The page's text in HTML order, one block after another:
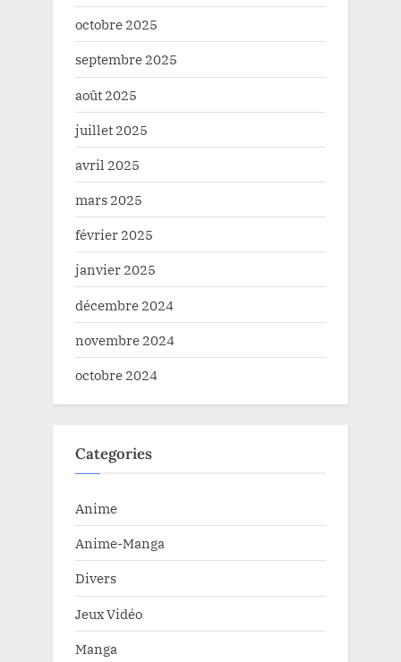
octobre 2025
septembre 2025
août 2025
juillet 2025
avril 2025
mars 2025
février 2025
janvier 2025
décembre 2024
novembre 2024
octobre 2024
Categories
Anime
Anime-Manga
Divers
Jeux Vidéo
Manga